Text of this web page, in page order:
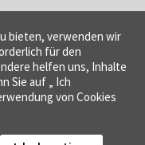
bieten, verwenden wir
für den
helfen uns, Inhalte
Sie auf „ Ich
von Cookies